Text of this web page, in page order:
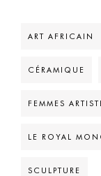
ART AFRICAIN
CÉRAMIQUE
FEMMES
LE ROYAL
SCULPTURE